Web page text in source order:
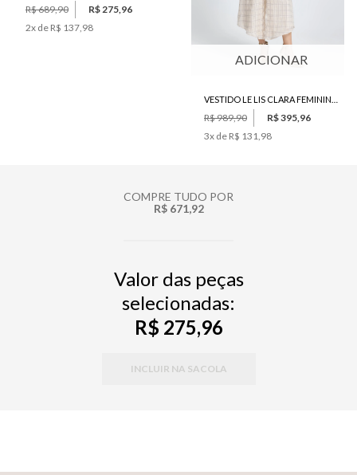
R$ 689,90
R$ 275,96
2x de R$ 137,98
ADICIONAR
R$ 989,90
R$ 395,96
3x de R$ 131,98
COMPRE TUDO POR
R$ 671,92
Valor das peças
selecionadas:
R$ 275,96
INCLUIR NA SACOLA